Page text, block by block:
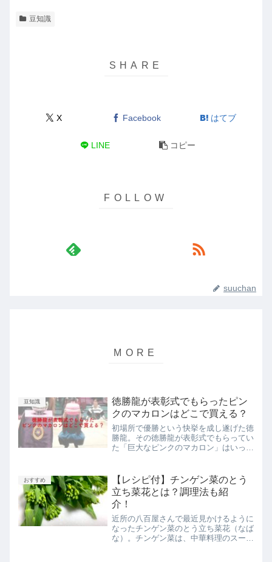
豆知識
X Facebook はてブ
LINE コピー
suuchan
豆知識
徳勝龍が表彰式でもらったピン
クのマカロンはどこで買える？
初場所で優勝という快挙を成し遂げた徳
勝龍。その徳勝龍が表彰式でもらってい
た「巨大なピンクのマカロン」はいった
て調べて見ました。最後まで読んでいた
だけると嬉しいです。あの...
おすすめ
【レシピ付】チンゲン菜のとう
立ち菜花とは？調理法も紹
介！
近所の八百屋さんで最近見かけるように
なったチンゲン菜のとう立ち菜花（なば
な）。チンゲン菜は、中華料理のスープ